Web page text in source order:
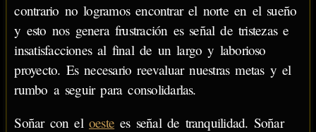
contrario no logramos encontrar el norte en el sueño
y esto nos genera frustración es señal de tristezas e
insatisfacciones al final de un largo y laborioso
proyecto. Es necesario reevaluar nuestras metas y el
rumbo a seguir para consolidarlas.
Soñar con el oeste es señal de tranquilidad. Soñar